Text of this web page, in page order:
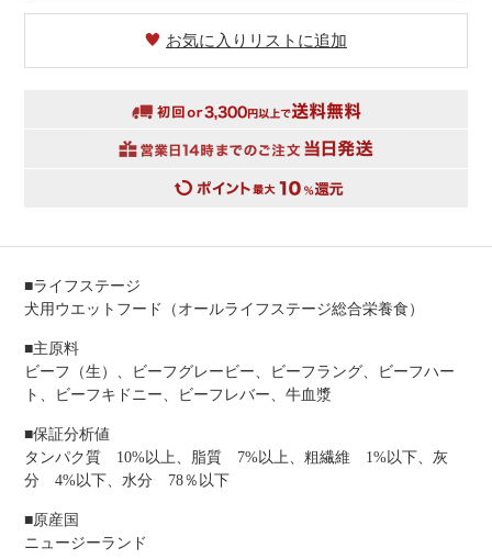
お気に入りリストに追加
■ライフステージ
犬用ウエットフード（オールライフステージ総合栄養食）
■主原料
ビーフ（生）、ビーフグレービー、ビーフラング、ビーフハー
ト、ビーフキドニー、ビーフレバー、牛血漿
■保証分析値
タンパク質 10%以上、脂質 7%以上、粗繊維 1%以下、灰
分 4%以下、水分 78％以下
■原産国
ニュージーランド